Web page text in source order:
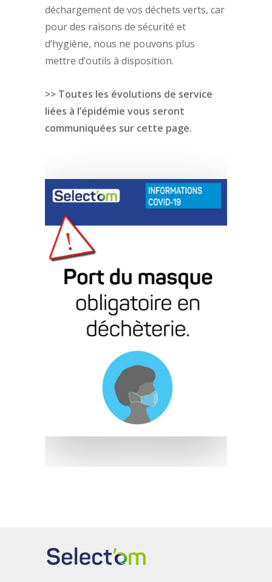
déchargement de vos déchets verts, car
pour des raisons de sécurité et
d’hygiène, nous ne pouvons plus
mettre d’outils à disposition.
>> Toutes les évolutions de service
liées à l’épidémie vous seront
communiquées sur cette page.